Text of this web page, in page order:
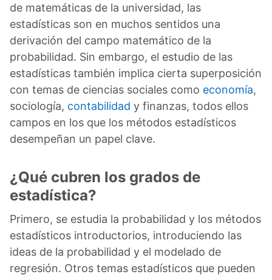
de matemáticas de la universidad, las
estadísticas son en muchos sentidos una
derivación del campo matemático de la
probabilidad. Sin embargo, el estudio de las
estadísticas también implica cierta superposición
con temas de ciencias sociales como economía,
sociología, contabilidad y finanzas, todos ellos
campos en los que los métodos estadísticos
desempeñan un papel clave.
¿Qué cubren los grados de
estadística?
Primero, se estudia la probabilidad y los métodos
estadísticos introductorios, introduciendo las
ideas de la probabilidad y el modelado de
regresión. Otros temas estadísticos que pueden